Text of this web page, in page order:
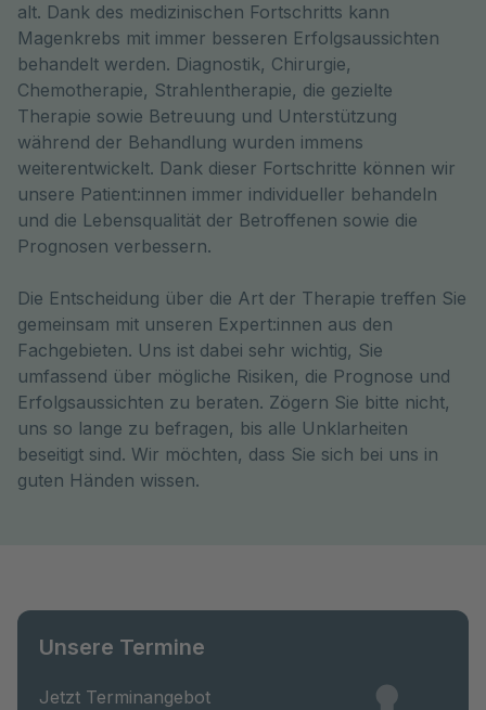
alt. Dank des medizinischen Fortschritts kann
Magenkrebs mit immer besseren Erfolgsaussichten
behandelt werden. Diagnostik, Chirurgie,
Chemotherapie, Strahlentherapie, die gezielte
Therapie sowie Betreuung und Unterstützung
während der Behandlung wurden immens
weiterentwickelt. Dank dieser Fortschritte können wir
unsere Patient:innen immer individueller behandeln
und die Lebensqualität der Betroffenen sowie die
Prognosen verbessern.
Die Entscheidung über die Art der Therapie treffen Sie
gemeinsam mit unseren Expert:innen aus den
Fachgebieten. Uns ist dabei sehr wichtig, Sie
umfassend über mögliche Risiken, die Prognose und
Erfolgsaussichten zu beraten. Zögern Sie bitte nicht,
uns so lange zu befragen, bis alle Unklarheiten
beseitigt sind. Wir möchten, dass Sie sich bei uns in
guten Händen wissen.
Unsere Termine
Jetzt Terminangebot